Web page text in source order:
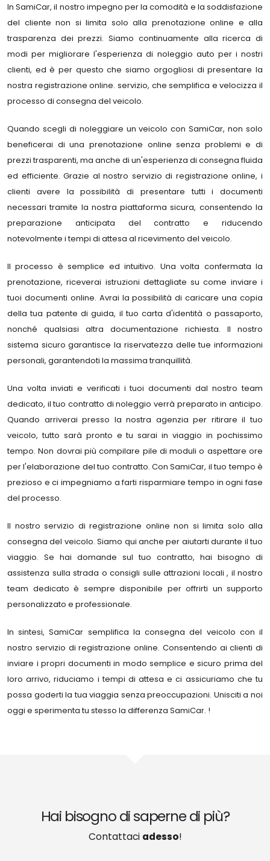
In SamiCar, il nostro impegno per la comodità e la soddisfazione
del cliente non si limita solo alla prenotazione online e alla
trasparenza dei prezzi. Siamo continuamente alla ricerca di
modi per migliorare l'esperienza di noleggio auto per i nostri
clienti, ed è per questo che siamo orgogliosi di presentare la
nostra registrazione online. servizio, che semplifica e velocizza il
processo di consegna del veicolo.
Quando scegli di noleggiare un veicolo con SamiCar, non solo
beneficerai di una prenotazione online senza problemi e di
prezzi trasparenti, ma anche di un'esperienza di consegna fluida
ed efficiente. Grazie al nostro servizio di registrazione online, i
clienti avere la possibilità di presentare tutti i documenti
necessari tramite la nostra piattaforma sicura, consentendo la
preparazione anticipata del contratto e riducendo
notevolmente i tempi di attesa al ricevimento del veicolo.
Il processo è semplice ed intuitivo. Una volta confermata la
prenotazione, riceverai istruzioni dettagliate su come inviare i
tuoi documenti online. Avrai la possibilità di caricare una copia
della tua patente di guida, il tuo carta d'identità o passaporto,
nonché qualsiasi altra documentazione richiesta. Il nostro
sistema sicuro garantisce la riservatezza delle tue informazioni
personali, garantendoti la massima tranquillità.
Una volta inviati e verificati i tuoi documenti dal nostro team
dedicato, il tuo contratto di noleggio verrà preparato in anticipo.
Quando arriverai presso la nostra agenzia per ritirare il tuo
veicolo, tutto sarà pronto e tu sarai in viaggio in pochissimo
tempo. Non dovrai più compilare pile di moduli o aspettare ore
per l'elaborazione del tuo contratto. Con SamiCar, il tuo tempo è
prezioso e ci impegniamo a farti risparmiare tempo in ogni fase
del processo.
Il nostro servizio di registrazione online non si limita solo alla
consegna del veicolo. Siamo qui anche per aiutarti durante il tuo
viaggio. Se hai domande sul tuo contratto, hai bisogno di
assistenza sulla strada o consigli sulle attrazioni locali , il nostro
team dedicato è sempre disponibile per offrirti un supporto
personalizzato e professionale.
In sintesi, SamiCar semplifica la consegna del veicolo con il
nostro servizio di registrazione online. Consentendo ai clienti di
inviare i propri documenti in modo semplice e sicuro prima del
loro arrivo, riduciamo i tempi di attesa e ci assicuriamo che tu
possa goderti la tua viaggia senza preoccupazioni. Unisciti a noi
oggi e sperimenta tu stesso la differenza SamiCar. !
Hai bisogno di saperne di più?
Contattaci adesso!